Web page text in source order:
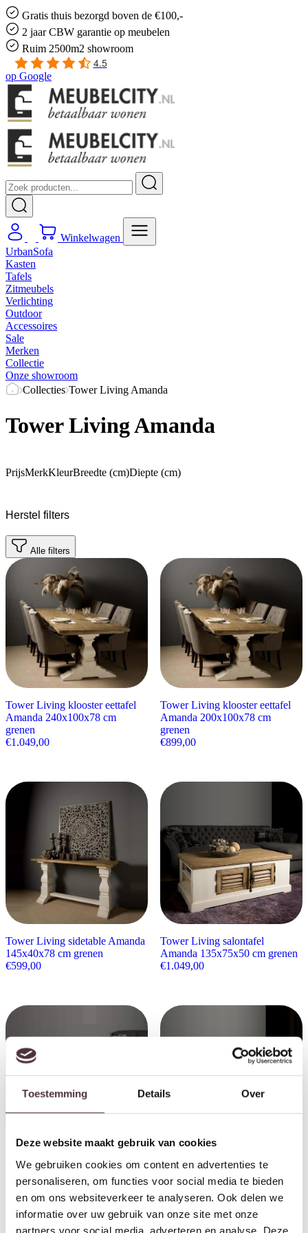
Toestemming Details Over
Deze website maakt gebruik van cookies
We gebruiken cookies om content en advertenties te
personaliseren, om functies voor social media te bieden
en om ons websiteverkeer te analyseren. Ook delen we
informatie over uw gebruik van onze site met onze
partners voor social media, adverteren en analyse. Deze
Gratis thuis bezorgd boven de €100,-
2 jaar CBW garantie op meubelen
Ruim 2500m2 showroom
4.5
op Google
Winkelwagen
UrbanSofa
Kasten
Tafels
Zitmeubels
Verlichting
Outdoor
Accessoires
Sale
Merken
Collectie
Onze showroom
Collecties Tower Living Amanda
Tower Living Amanda
PrijsMerkKleurBreedte (cm)Diepte (cm)
Herstel filters
Alle filters
Tower Living klooster eettafel
Amanda 240x100x78 cm
grenen
€1.049,00
Tower Living klooster eettafel
Amanda 200x100x78 cm
grenen
€899,00
Tower Living sidetable Amanda
145x40x78 cm grenen
€599,00
Tower Living salontafel
Amanda 135x75x50 cm grenen
€1.049,00
Tower Living hoektafel Amanda
60x60x45 cm grenen
369,00
Tower Living klooster salontafel
Amanda 135x75x45 cm grenen